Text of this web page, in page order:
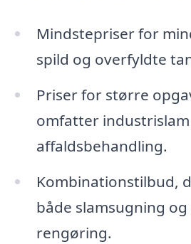
Mindstepriser for
spild og overfyldte
Priser for større
omfatter
affaldsbehandling.
Kombinationstilbud,
både slamsugning
rengøring.